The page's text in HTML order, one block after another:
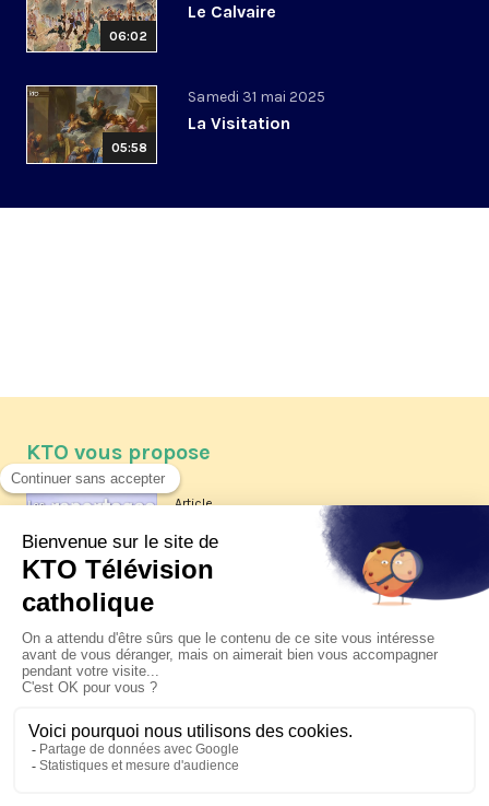
06:02
Le Calvaire
05:58
Samedi 31 mai 2025
La Visitation
KTO vous propose
Article
Les reportages d'été 2026 de KTO
La visite pastorale du pape Léon
XIV à Assise à suivre sur KTO le
jeudi 6 août
Le pape en Uruguay, Argentine et
Pérou du 6 au 17 novembre 2026